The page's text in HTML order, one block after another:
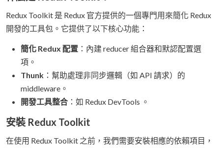
Redux Toolkit 是 Redux 官方提供的一個專門用來簡化 Redux
開發的工具包。它提供了以下核心功能：
簡化 Redux 配置 ：內建 reducer 組合器和默認配置選
項。
Thunk ：幫助處理非同步邏輯（如 API 請求）的
middleware。
開發工具整合 ：如 Redux DevTools 。
安裝 Redux Toolkit
在使用 Redux Toolkit 之前，我們需要安裝相應的依賴項目，